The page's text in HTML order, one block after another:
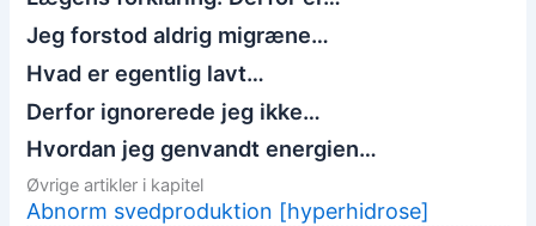
Jeg forstod aldrig migræne…
Hvad er egentlig lavt…
Derfor ignorerede jeg ikke…
Hvordan jeg genvandt energien…
Øvrige artikler i kapitel
Abnorm svedproduktion [hyperhidrose]